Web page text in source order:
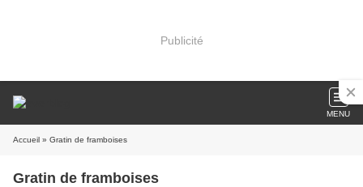
Publicité
MENU
Accueil » Gratin de framboises
Gratin de framboises